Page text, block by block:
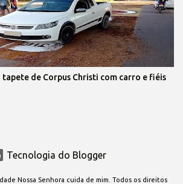
de Corpus Christi com carro e fiéis
Tecnologia do Blogger
Nossa Senhora cuida de mim. Todos os direitos